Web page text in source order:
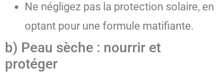
Ne négligez pas la protection solaire, en
optant pour une formule matifiante.
b) Peau sèche : nourrir et
protéger